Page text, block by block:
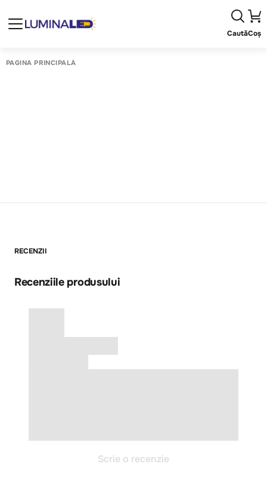
CautăCoș
PAGINA PRINCIPALĂ
RECENZII
Recenziile produsului
Scrie o recenzie